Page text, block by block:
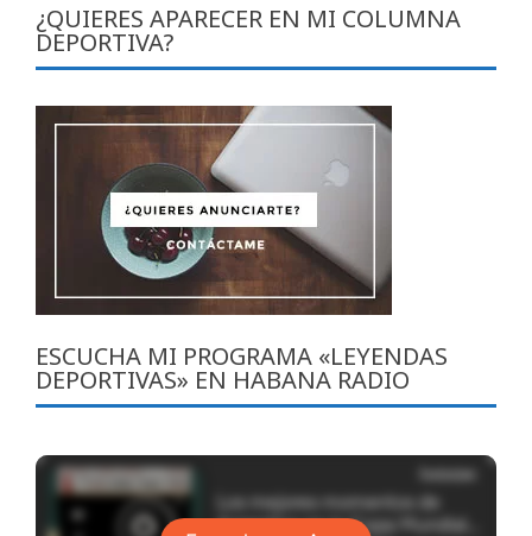
¿QUIERES APARECER EN MI COLUMNA
DEPORTIVA?
ESCUCHA MI PROGRAMA «LEYENDAS
DEPORTIVAS» EN HABANA RADIO